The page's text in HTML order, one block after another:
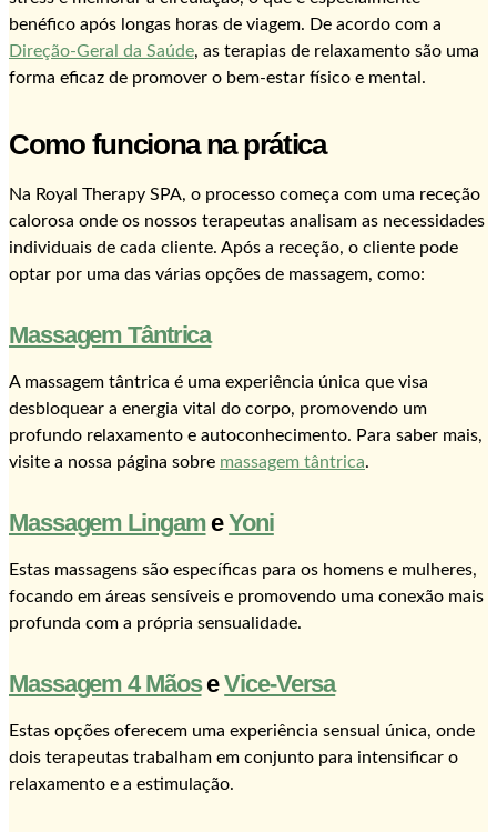
benéfico após longas horas de viagem. De acordo com a
Direção-Geral da Saúde, as terapias de relaxamento são uma
forma eficaz de promover o bem-estar físico e mental.
Como funciona na prática
Na Royal Therapy SPA, o processo começa com uma receção
calorosa onde os nossos terapeutas analisam as necessidades
individuais de cada cliente. Após a receção, o cliente pode
optar por uma das várias opções de massagem, como:
Massagem Tântrica
A massagem tântrica é uma experiência única que visa
desbloquear a energia vital do corpo, promovendo um
profundo relaxamento e autoconhecimento. Para saber mais,
visite a nossa página sobre massagem tântrica.
Massagem LingameYoni
Estas massagens são específicas para os homens e mulheres,
focando em áreas sensíveis e promovendo uma conexão mais
profunda com a própria sensualidade.
Massagem 4 MãoseVice-Versa
Estas opções oferecem uma experiência sensual única, onde
dois terapeutas trabalham em conjunto para intensificar o
relaxamento e a estimulação.